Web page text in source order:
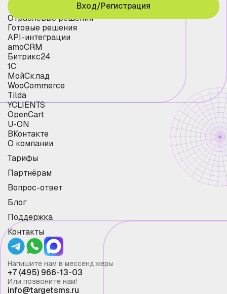
Отраслевые решения
Готовые решения
API-интеграции
amoCRM
Битрикс24
1С
МойСклад
WooCommerce
Tilda
YCLIENTS
OpenCart
U-ON
ВКонтакте
О компании
Тарифы
Партнёрам
Вопрос-ответ
Блог
Поддержка
Контакты
Вход/Регистрация
Напишите нам в мессенджеры
+7 (495) 966-13-03
Или позвоните нам!
info@targetsms.ru